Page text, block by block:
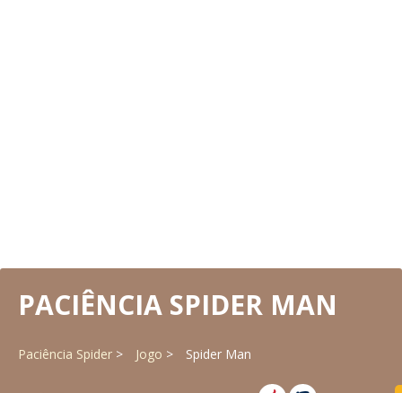
PACIÊNCIA SPIDER MAN
Paciência Spider Jogo Spider Man